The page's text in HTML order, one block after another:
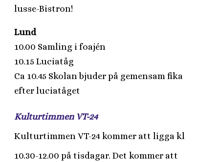
lusse-Bistron!
Lund
10.00 Samling i foajén
10.15 Luciatåg
Ca 10.45 Skolan bjuder på gemensam fika
efter luciatåget
Kulturtimmen VT-24
Kulturtimmen VT-24 kommer att ligga kl
10.30-12.00 på tisdagar. Det kommer att